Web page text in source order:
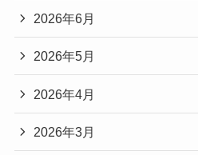
2026年6月
2026年5月
2026年4月
2026年3月